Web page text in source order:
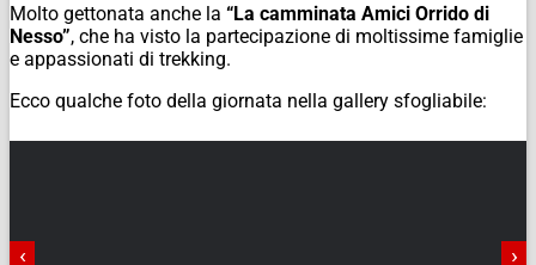
Molto gettonata anche la “La camminata Amici Orrido di
Nesso”, che ha visto la partecipazione di moltissime famiglie
e appassionati di trekking.
Ecco qualche foto della giornata nella gallery sfogliabile:
‹ ›